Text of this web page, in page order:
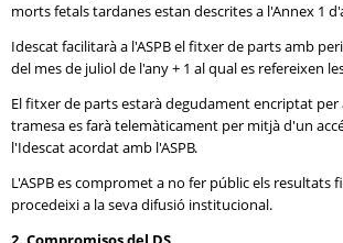
morts fetals tardanes estan descrites a l'Annex 1
Idescat facilitarà a l'ASPB el fitxer de parts amb
del mes de juliol de l'any + 1 al qual es refereixen
El fitxer de parts estarà degudament encriptat per
tramesa es farà telemàticament per mitjà d'un
l'Idescat acordat amb l'ASPB.
L'ASPB es compromet a no fer públic els resultats
procedeixi a la seva difusió institucional.